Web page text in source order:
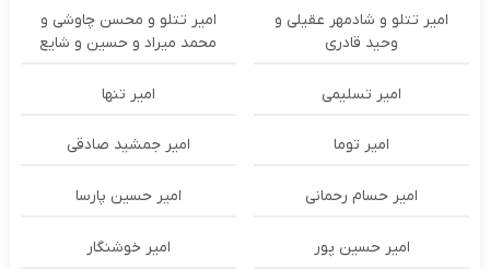
امیر تتلو و شادمهر عقیلی و
وحید قادری
امیر تتلو و محسن چاوشی و
محمد میراد و حسین و شایع
امیر تسلیمی امیر تنها
امیر توما امیر جمشید صادقی
امیر حسام رحمانی امیر حسین پارسا
امیر حسین پور امیر خوشنگار